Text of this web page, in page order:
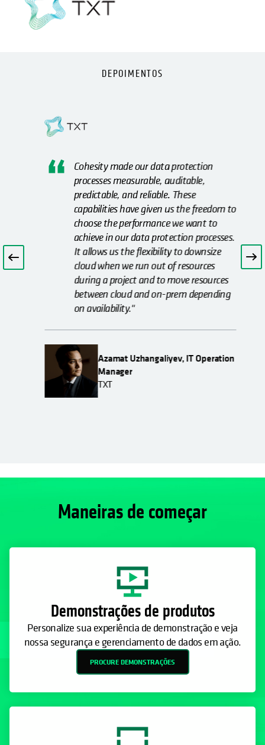
DEPOIMENTOS
Cohesity made our data protection
processes measurable, auditable,
predictable, and reliable. These
capabilities have given us the freedom to
choose the performance we want to
achieve in our data protection processes.
It allows us the flexibility to downsize
cloud when we run out of resources
during a project and to move resources
between cloud and on-prem depending
on availability."
Azamat Uzhangaliyev, IT Operation
Manager
TXT
Maneiras de começar
Demonstrações de produtos
Personalize sua experiência de demonstração e veja
nossa segurança e gerenciamento de dados em ação.
PROCURE DEMONSTRAÇÕES